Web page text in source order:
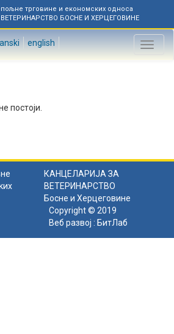
трговине и економских односа
БОСНЕ И ХЕРЦЕГОВИНЕ
english
Toggle
постоји.
КАНЦЕЛАРИЈА ЗА
ВЕТЕРИНАРСТВО
Босне и Херцеговине
Copyright © 2019
Веб развој : БитЛаб